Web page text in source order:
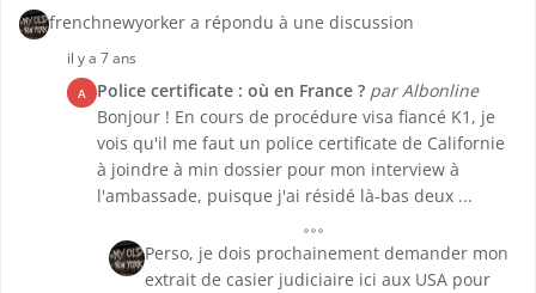
frenchnewyorker a répondu à une discussion
il y a 7 ans
A Police certificate : où en France ? par Albonline
Bonjour ! En cours de procédure visa fiancé K1, je
vois qu'il me faut un police certificate de Californie
à joindre à min dossier pour mon interview à
l'ambassade, puisque j'ai résidé là-bas deux ...
Perso, je dois prochainement demander mon
extrait de casier judiciaire ici aux USA pour